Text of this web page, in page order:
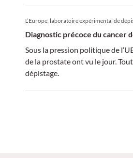
L’Europe, laboratoire expérimental de
Diagnostic précoce du cancer
Sous la pression politique de
de la prostate ont vu le jour.
dépistage.